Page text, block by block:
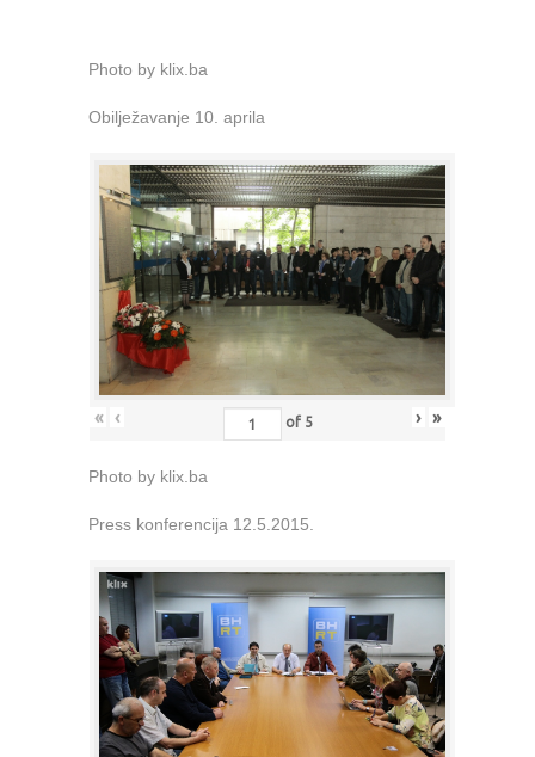
Photo by klix.ba
Obilježavanje 10. aprila
« ‹ of 5 › »
Photo by klix.ba
Press konferencija 12.5.2015.